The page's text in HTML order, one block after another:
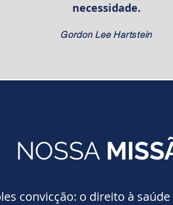
necessidade.
Gordon Lee Hartstein
NOSSA
convicção: o direito à